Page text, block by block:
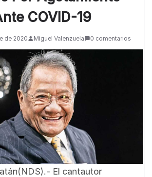
COVID-19
de 2020 Miguel Valenzuela 0 comentarios
El cantautor